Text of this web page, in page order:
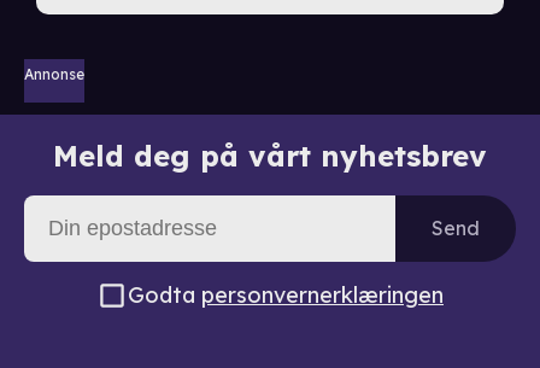
Annonse
Meld deg på vårt nyhetsbrev
Send
Godta personvernerklæringen